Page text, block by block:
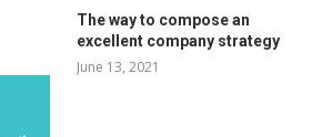
The way to compose an
excellent company strategy
June 13, 2021